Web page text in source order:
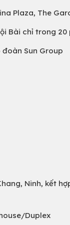
Plaza, The
Bài chỉ trong 20
Sun Group
Ninh, kết
Duplex